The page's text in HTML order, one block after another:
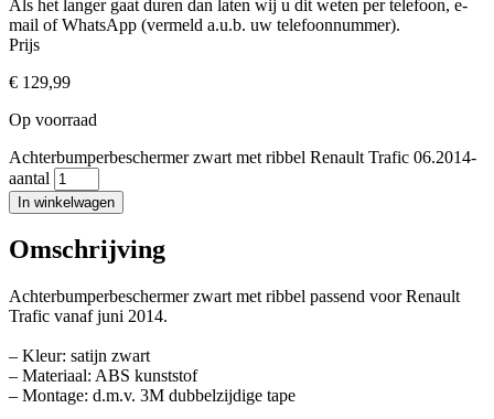
Als het langer gaat duren dan laten wij u dit weten per telefoon, e-
mail of WhatsApp (vermeld a.u.b. uw telefoonnummer).
Prijs
€ 129,99
Op voorraad
Achterbumperbeschermer zwart met ribbel Renault Trafic 06.2014-
aantal
In winkelwagen
Omschrijving
Achterbumperbeschermer zwart met ribbel passend voor Renault
Trafic vanaf juni 2014.
– Kleur: satijn zwart
– Materiaal: ABS kunststof
– Montage: d.m.v. 3M dubbelzijdige tape